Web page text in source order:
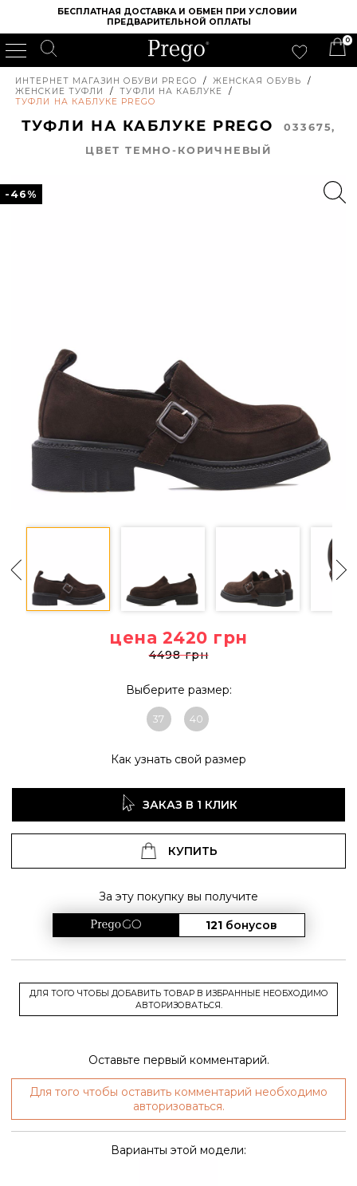
БЕСПЛАТНАЯ ДОСТАВКА И ОБМЕН ПРИ УСЛОВИИ
ПРЕДВАРИТЕЛЬНОЙ ОПЛАТЫ
0
ИНТЕРНЕТ МАГАЗИН ОБУВИ PREGO / ЖЕНСКАЯ ОБУВЬ
/
ЖЕНСКИЕ ТУФЛИ
/ ТУФЛИ НА КАБЛУКЕ
/
ТУФЛИ НА КАБЛУКЕ PREGO
ТУФЛИ НА КАБЛУКЕ PREGO033675,
ЦВЕТ ТЕМНО-КОРИЧНЕВЫЙ
-46%
цена 2420 грн
4498 грн
Выберите размер:
37 40
Как узнать свой размер
ЗАКАЗ В 1 КЛИК
КУПИТЬ
За эту покупку вы получите
121 бонусов
ДЛЯ ТОГО ЧТОБЫ ДОБАВИТЬ ТОВАР В ИЗБРАННЫЕ НЕОБХОДИМО
АВТОРИЗОВАТЬСЯ.
Оставьте первый комментарий.
Для того чтобы оставить комментарий необходимо
авторизоваться.
Варианты этой модели: